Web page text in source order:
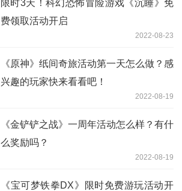
限时3天！科幻恐怖冒险游戏《沉睡》免
费领取活动开启
2022-08-23
《原神》纸间奇旅活动第一天怎么做？感
兴趣的玩家快来看看吧！
2022-08-19
《金铲铲之战》一周年活动怎么样？有什
么奖励吗？
2022-08-19
《宝可梦铁拳DX》限时免费游玩活动开